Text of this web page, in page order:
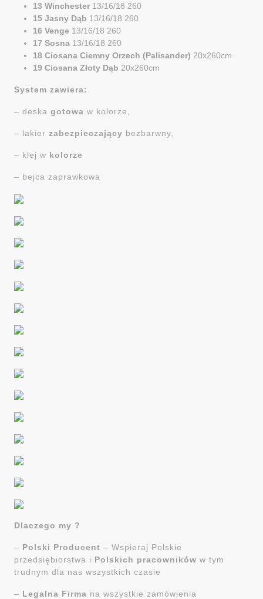
13 Winchester 13/16/18 260
15 Jasny Dąb 13/16/18 260
16 Venge 13/16/18 260
17 Sosna 13/16/18 260
18 Ciosana Ciemny Orzech (Palisander) 20x260cm
19 Ciosana Złoty Dąb 20x260cm
System zawiera:
– deska gotowa w kolorze,
– lakier zabezpieczający bezbarwny,
– klej w kolorze
– bejca zaprawkowa
Dlaczego my ?
– Polski Producent – Wspieraj Polskie
przedsiębiorstwa i Polskich pracowników w tym
trudnym dla nas wszystkich czasie
– Legalna Firma na wszystkie zamówienia